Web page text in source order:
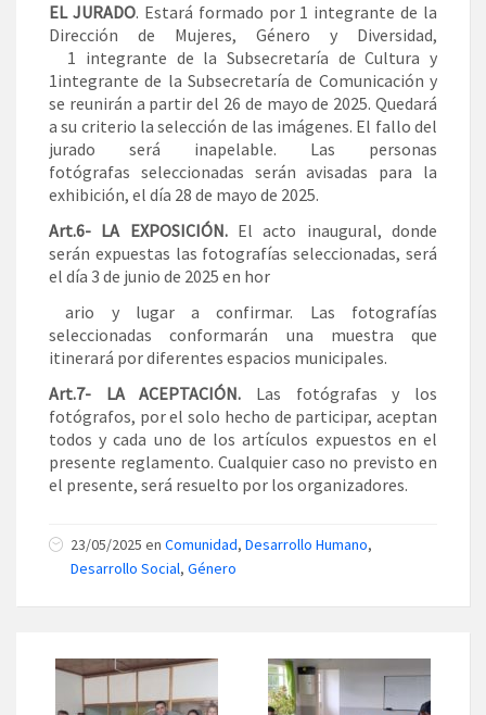
EL JURADO. Estará formado por 1 integrante de la
Dirección de Mujeres, Género y Diversidad,
1 integrante de la Subsecretaría de Cultura y
1integrante de la Subsecretaría de Comunicación y
se reunirán a partir del 26 de mayo de 2025. Quedará
a su criterio la selección de las imágenes. El fallo del
jurado será inapelable. Las personas
fotógrafas seleccionadas serán avisadas para la
exhibición, el día 28 de mayo de 2025.
Art.6- LA EXPOSICIÓN.El acto inaugural, donde
serán expuestas las fotografías seleccionadas, será
el día 3 de junio de 2025 en hor
ario y lugar a confirmar. Las fotografías
seleccionadas conformarán una muestra que
itinerará por diferentes espacios municipales.
Art.7- LA ACEPTACIÓN. Las fotógrafas y los
fotógrafos, por el solo hecho de participar, aceptan
todos y cada uno de los artículos expuestos en el
presente reglamento. Cualquier caso no previsto en
el presente, será resuelto por los organizadores.
23/05/2025 en Comunidad, Desarrollo Humano,
Desarrollo Social, Género